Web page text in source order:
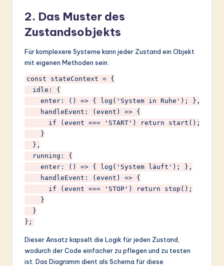
2. Das Muster des
Zustandsobjekts
Für komplexere Systeme kann jeder Zustand ein Objekt
mit eigenen Methoden sein.
const stateContext = {
  idle: {
    enter: () => { log('System in Ruhe'); },
    handleEvent: (event) => {
      if (event === 'START') return start();
    }
  },
  running: {
    enter: () => { log('System läuft'); },
    handleEvent: (event) => {
      if (event === 'STOP') return stop();
    }
  }
Dieser Ansatz kapselt die Logik für jeden Zustand,
wodurch der Code einfacher zu pflegen und zu testen
ist. Das Diagramm dient als Schema für diese